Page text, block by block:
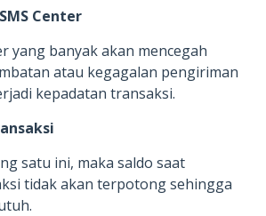
Center
yang banyak akan mencegah
atau kegagalan pengiriman
kepadatan transaksi.
satu ini, maka saldo saat
tidak akan terpotong sehingga